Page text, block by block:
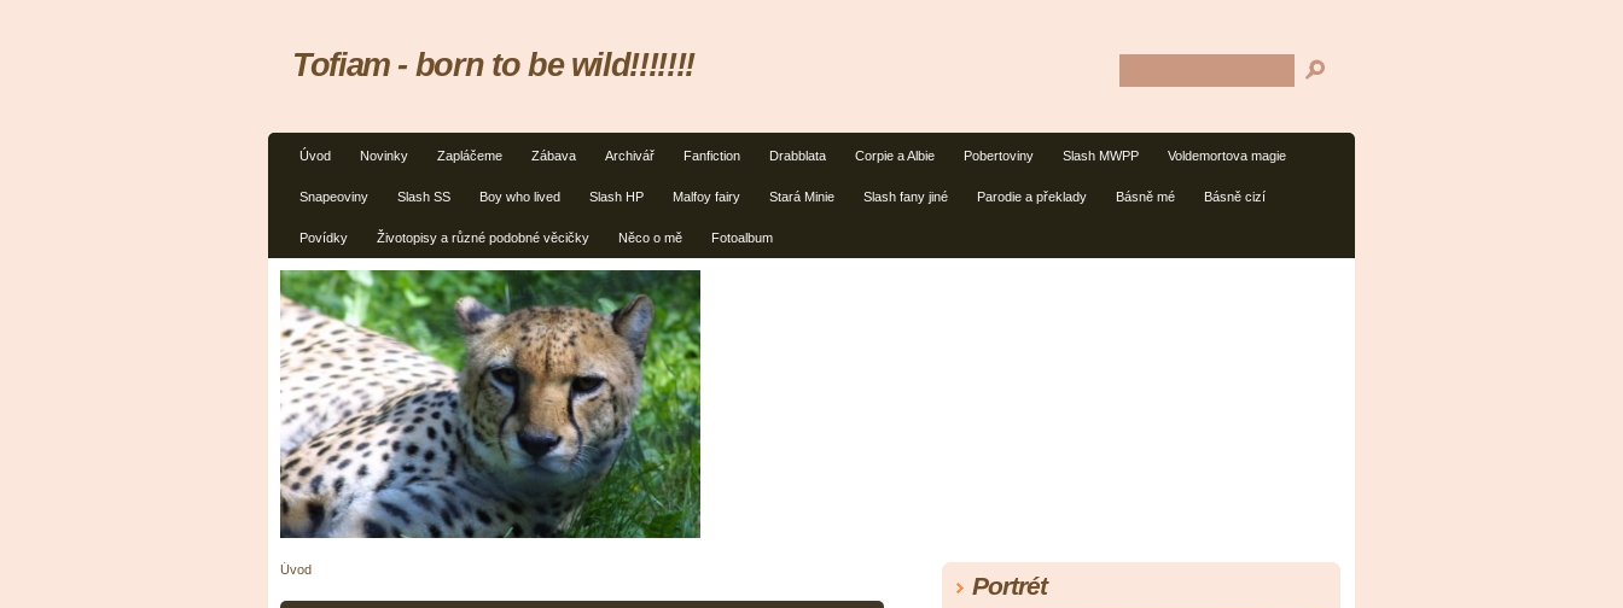
Úvod Novinky Zapláčeme Zábava Archivář Fanfiction Drabblata Corpie a Albie Pobertoviny Slash MWPP Voldemortova magie
Snapeoviny Slash SS Boy who lived Slash HP Malfoy fairy Stará Minie Slash fany jiné Parodie a překlady Básně mé Básně cizí
Povídky Životopisy a různé podobné věcičky Něco o mě Fotoalbum
Tofiam - born to be wild!!!!!!!
Úvod
Portrét